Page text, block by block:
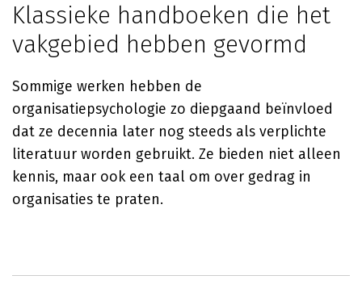
Klassieke handboeken die het
vakgebied hebben gevormd
Sommige werken hebben de
organisatiepsychologie zo diepgaand beïnvloed
dat ze decennia later nog steeds als verplichte
literatuur worden gebruikt. Ze bieden niet alleen
kennis, maar ook een taal om over gedrag in
organisaties te praten.